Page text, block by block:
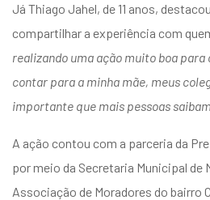
Já Thiago Jahel, de 11 anos,
compartilhar a experiência com
realizando uma ação muito boa
contar para a minha mãe, meus
importante que mais pessoas
A ação contou com a parceria da
por meio da Secretaria Municipal de
Associação de Moradores do bairro